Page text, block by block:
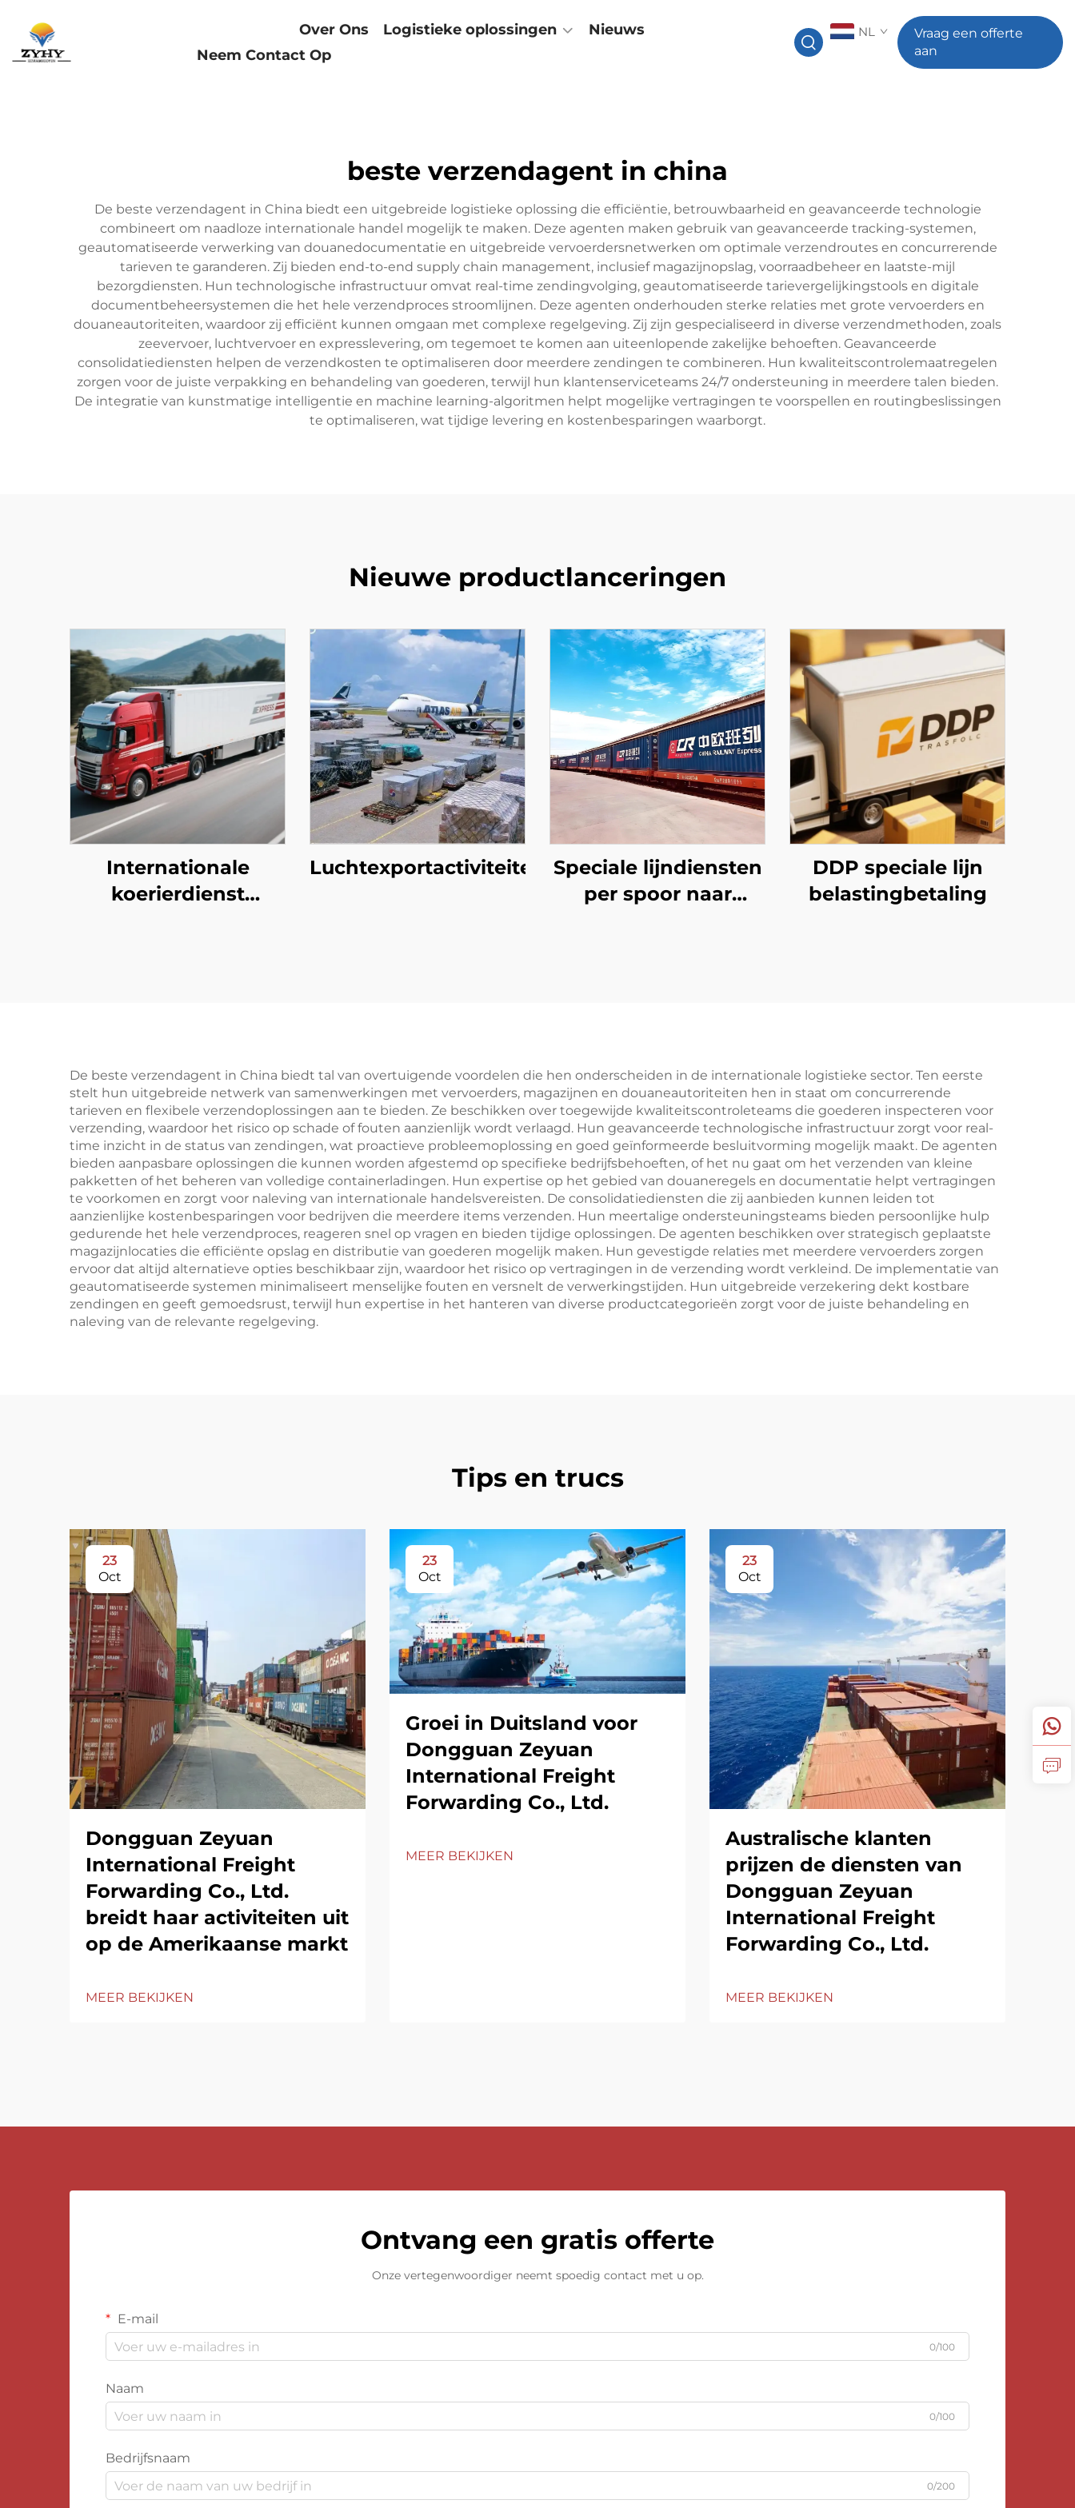
Over Ons Logistieke oplossingen
Nieuws
Neem Contact Op
NL
Vraag een offerte
aan
beste verzendagent in china
De beste verzendagent in China biedt een uitgebreide logistieke oplossing die efficiëntie, betrouwbaarheid en geavanceerde technologie
combineert om naadloze internationale handel mogelijk te maken. Deze agenten maken gebruik van geavanceerde tracking-systemen,
geautomatiseerde verwerking van douanedocumentatie en uitgebreide vervoerdersnetwerken om optimale verzendroutes en concurrerende
tarieven te garanderen. Zij bieden end-to-end supply chain management, inclusief magazijnopslag, voorraadbeheer en laatste-mijl
bezorgdiensten. Hun technologische infrastructuur omvat real-time zendingvolging, geautomatiseerde tarievergelijkingstools en digitale
documentbeheersystemen die het hele verzendproces stroomlijnen. Deze agenten onderhouden sterke relaties met grote vervoerders en
douaneautoriteiten, waardoor zij efficiënt kunnen omgaan met complexe regelgeving. Zij zijn gespecialiseerd in diverse verzendmethoden, zoals
zeevervoer, luchtvervoer en expresslevering, om tegemoet te komen aan uiteenlopende zakelijke behoeften. Geavanceerde
consolidatiediensten helpen de verzendkosten te optimaliseren door meerdere zendingen te combineren. Hun kwaliteitscontrolemaatregelen
zorgen voor de juiste verpakking en behandeling van goederen, terwijl hun klantenserviceteams 24/7 ondersteuning in meerdere talen bieden.
De integratie van kunstmatige intelligentie en machine learning-algoritmen helpt mogelijke vertragingen te voorspellen en routingbeslissingen
te optimaliseren, wat tijdige levering en kostenbesparingen waarborgt.
Nieuwe productlanceringen
Internationale
koerierdienst
Luchtexportactiviteiten
Speciale lijndiensten
per spoor naar
DDP speciale lijn
belastingbetaling
De beste verzendagent in China biedt tal van overtuigende voordelen die hen onderscheiden in de internationale logistieke sector. Ten eerste
stelt hun uitgebreide netwerk van samenwerkingen met vervoerders, magazijnen en douaneautoriteiten hen in staat om concurrerende
tarieven en flexibele verzendoplossingen aan te bieden. Ze beschikken over toegewijde kwaliteitscontroleteams die goederen inspecteren voor
verzending, waardoor het risico op schade of fouten aanzienlijk wordt verlaagd. Hun geavanceerde technologische infrastructuur zorgt voor real-
time inzicht in de status van zendingen, wat proactieve probleemoplossing en goed geïnformeerde besluitvorming mogelijk maakt. De agenten
bieden aanpasbare oplossingen die kunnen worden afgestemd op specifieke bedrijfsbehoeften, of het nu gaat om het verzenden van kleine
pakketten of het beheren van volledige containerladingen. Hun expertise op het gebied van douaneregels en documentatie helpt vertragingen
te voorkomen en zorgt voor naleving van internationale handelsvereisten. De consolidatiediensten die zij aanbieden kunnen leiden tot
aanzienlijke kostenbesparingen voor bedrijven die meerdere items verzenden. Hun meertalige ondersteuningsteams bieden persoonlijke hulp
gedurende het hele verzendproces, reageren snel op vragen en bieden tijdige oplossingen. De agenten beschikken over strategisch geplaatste
magazijnlocaties die efficiënte opslag en distributie van goederen mogelijk maken. Hun gevestigde relaties met meerdere vervoerders zorgen
ervoor dat altijd alternatieve opties beschikbaar zijn, waardoor het risico op vertragingen in de verzending wordt verkleind. De implementatie van
geautomatiseerde systemen minimaliseert menselijke fouten en versnelt de verwerkingstijden. Hun uitgebreide verzekering dekt kostbare
zendingen en geeft gemoedsrust, terwijl hun expertise in het hanteren van diverse productcategorieën zorgt voor de juiste behandeling en
naleving van de relevante regelgeving.
Tips en trucs
23
Oct
Dongguan Zeyuan
International Freight
Forwarding Co., Ltd.
breidt haar activiteiten uit
op de Amerikaanse markt
MEER BEKIJKEN
23
Oct
Groei in Duitsland voor
Dongguan Zeyuan
International Freight
Forwarding Co., Ltd.
MEER BEKIJKEN
23
Oct
Australische klanten
prijzen de diensten van
Dongguan Zeyuan
International Freight
Forwarding Co., Ltd.
MEER BEKIJKEN
Ontvang een gratis offerte
Onze vertegenwoordiger neemt spoedig contact met u op.
E-mail
0/100
Naam
0/100
Bedrijfsnaam
0/200